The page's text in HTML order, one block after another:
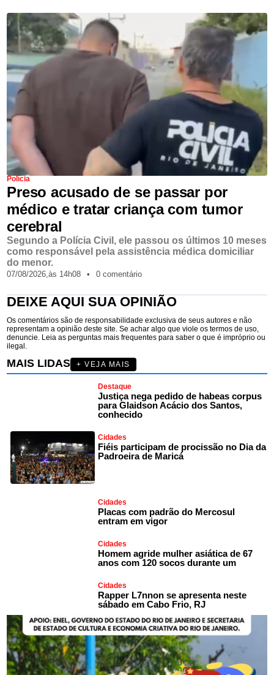
Polícia
Preso acusado de se passar por
médico e tratar criança com tumor
cerebral
Segundo a Polícia Civil, ele passou os últimos 10 meses
como responsável pela assistência médica domiciliar
do menor.
07/08/2026,às 14h08 • 0 comentário
DEIXE AQUI SUA OPINIÃO
Os comentários são de responsabilidade exclusiva de seus autores e não
representam a opinião deste site. Se achar algo que viole os termos de uso,
denuncie. Leia as perguntas mais frequentes para saber o que é impróprio ou
ilegal.
MAIS LIDAS + VEJA MAIS
Destaque
Justiça nega pedido de habeas corpus
para Glaidson Acácio dos Santos,
conhecido
Cidades
Fiéis participam de procissão no Dia da
Padroeira de Maricá
Cidades
Placas com padrão do Mercosul
entram em vigor
Cidades
Homem agride mulher asiática de 67
anos com 120 socos durante um
Cidades
Rapper L7nnon se apresenta neste
sábado em Cabo Frio, RJ